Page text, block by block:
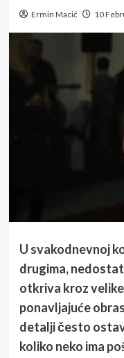
Ermin Macić 10
U svakodnevnoj
drugima,
otkriva kroz
ponavljajuće
detalji često
koliko neko ima